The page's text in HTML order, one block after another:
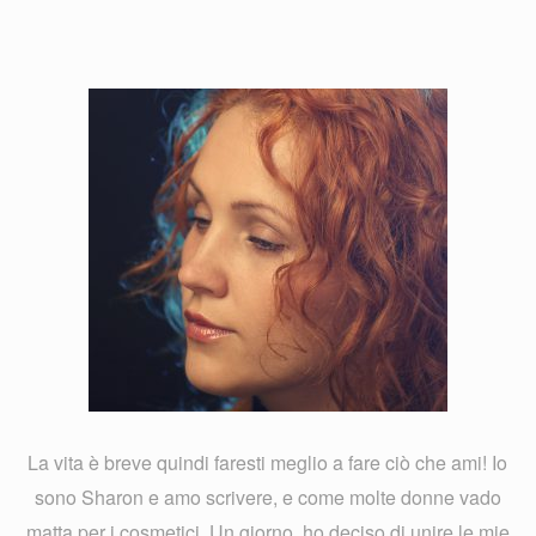
La vita è breve quindi faresti meglio a fare ciò che ami! Io
sono Sharon e amo scrivere, e come molte donne vado